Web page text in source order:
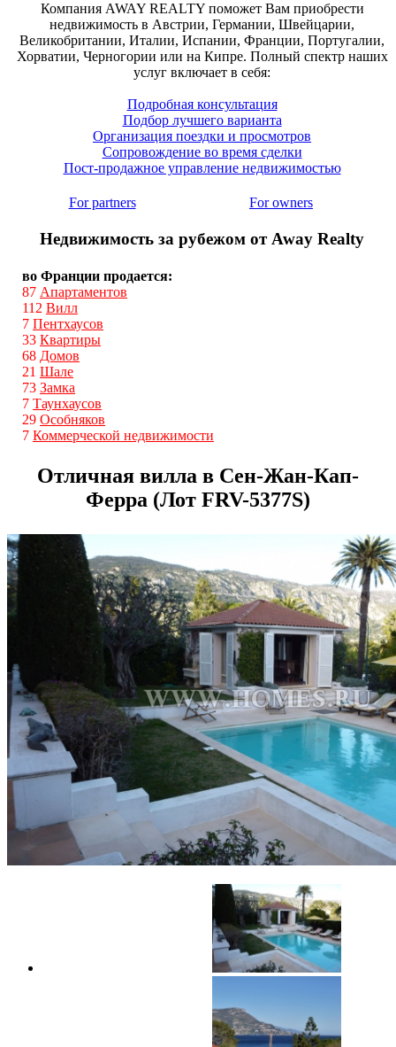
Компания AWAY REALTY поможет Вам приобрести
недвижимость в Австрии, Германии, Швейцарии,
Великобритании, Италии, Испании, Франции, Португалии,
Хорватии, Черногории или на Кипре. Полный спектр наших
услуг включает в себя:
Подробная консультация
Подбор лучшего варианта
Организация поездки и просмотров
Сопровождение во время сделки
Пост-продажное управление недвижимостью
For partners For owners
Недвижимость за рубежом от Away Realty
во Франции продается:
87 Апартаментов
112 Вилл
7 Пентхаусов
33 Квартиры
68 Домов
21 Шале
73 Замка
7 Таунхаусов
29 Особняков
7 Коммерческой недвижимости
Отличная вилла в Сен-Жан-Кап-
Ферра (Лот FRV-5377S)